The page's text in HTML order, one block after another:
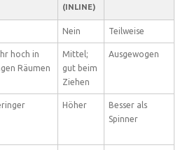
(INLINE)
Nein Teilweise
hoch in
Räumen
Mittel;
gut beim
Ziehen
Ausgewogen
Höher
Besser als
Spinner